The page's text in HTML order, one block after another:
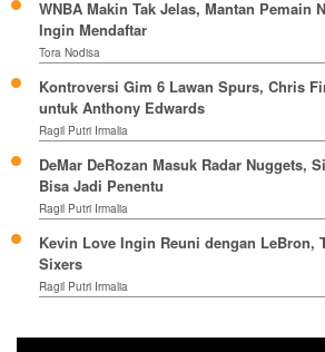
WNBA Makin Tak Jelas, Mantan Pemain
Ingin Mendaftar
Tora Nodisa
Kontroversi Gim 6 Lawan Spurs, Chris
untuk Anthony Edwards
Ragil Putri Irmalia
DeMar DeRozan Masuk Radar Nuggets,
Bisa Jadi Penentu
Ragil Putri Irmalia
Kevin Love Ingin Reuni dengan LeBron,
Sixers
Ragil Putri Irmalia